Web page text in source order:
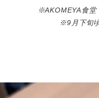
※AKOMEYA食
※9月下旬